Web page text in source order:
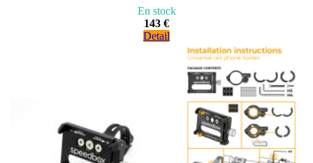
En stock
143 €
Detail